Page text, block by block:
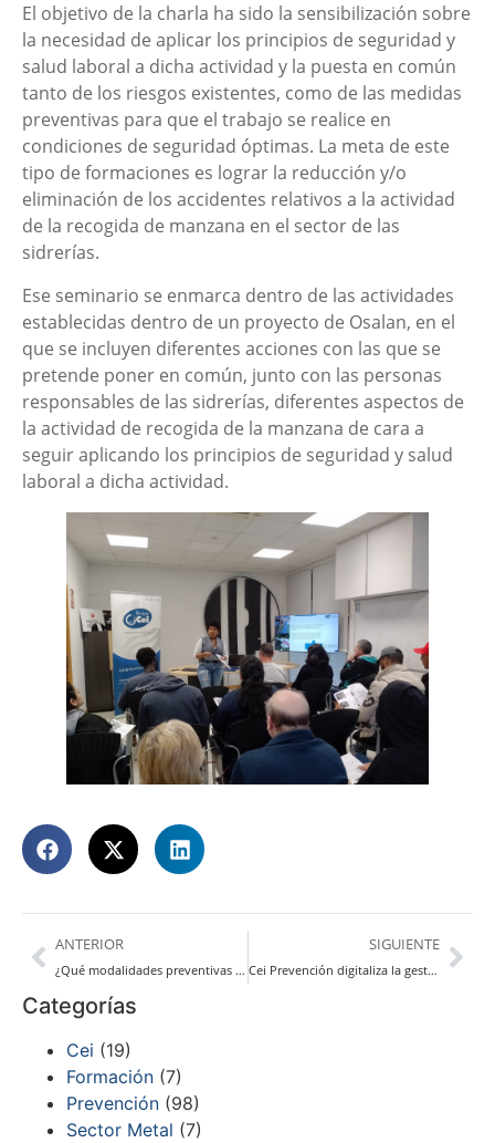
El objetivo de la charla ha sido la sensibilización sobre
la necesidad de aplicar los principios de seguridad y
salud laboral a dicha actividad y la puesta en común
tanto de los riesgos existentes, como de las medidas
preventivas para que el trabajo se realice en
condiciones de seguridad óptimas. La meta de este
tipo de formaciones es lograr la reducción y/o
eliminación de los accidentes relativos a la actividad
de la recogida de manzana en el sector de las
sidrerías.
Ese seminario se enmarca dentro de las actividades
establecidas dentro de un proyecto de Osalan, en el
que se incluyen diferentes acciones con las que se
pretende poner en común, junto con las personas
responsables de las sidrerías, diferentes aspectos de
la actividad de recogida de la manzana de cara a
seguir aplicando los principios de seguridad y salud
laboral a dicha actividad.
ANTERIOR
¿Qué modalidades preventivas existen para las empresas?
SIGUIENTE
Cei Prevención digitaliza la gestión de la prevención de riesgos laborales en el sector hostelero
Categorías
Cei (19)
Formación (7)
Prevención (98)
Sector Metal (7)